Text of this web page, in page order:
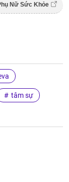
Nữ Sức Khỏe
tâm sự